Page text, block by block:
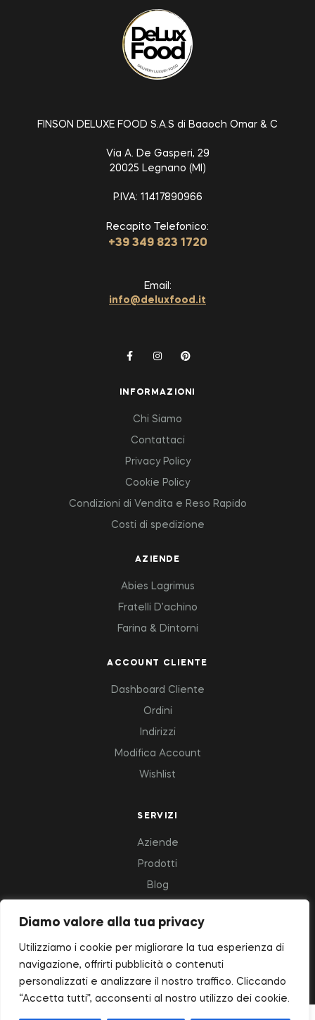
Diamo valore alla tua privacy
Utilizziamo i cookie per migliorare la tua esperienza di
navigazione, offrirti pubblicità o contenuti
personalizzati e analizzare il nostro traffico. Cliccando
“Accetta tutti”, acconsenti al nostro utilizzo dei cookie.
INFORMAZIONI
Chi Siamo
Contattaci
Privacy Policy
Cookie Policy
Condizioni di Vendita e Reso Rapido
Costi di spedizione
AZIENDE
Abies Lagrimus
Fratelli D’achino
Farina & Dintorni
FINSON DELUXE FOOD S.A.S di Baaoch Omar & C
Via A. De Gasperi, 29
20025 Legnano (MI)
P.IVA: 11417890966
Recapito Telefonico:
+39 349 823 1720
Email:
info@deluxfood.it
ACCOUNT CLIENTE
Dashboard Cliente
Ordini
Indirizzi
Modifica Account
Wishlist
SERVIZI
Aziende
Prodotti
Blog
Copyright © 2023 Deluxfood – All Rights Reserved.